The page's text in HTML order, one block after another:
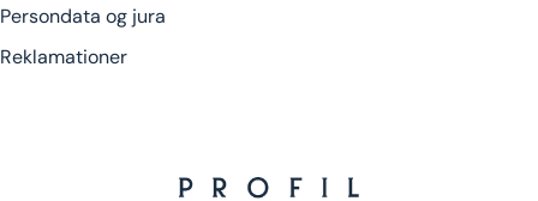
Persondata og jura
Reklamationer